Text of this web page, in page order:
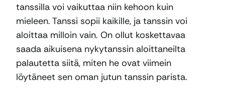
tanssilla voi vaikuttaa niin kehoon kuin
mieleen. Tanssi sopii kaikille, ja tanssin voi
aloittaa milloin vain. On ollut koskettavaa
saada aikuisena nykytanssin aloittaneilta
palautetta siitä, miten he ovat viimein
löytäneet sen oman jutun tanssin parista.